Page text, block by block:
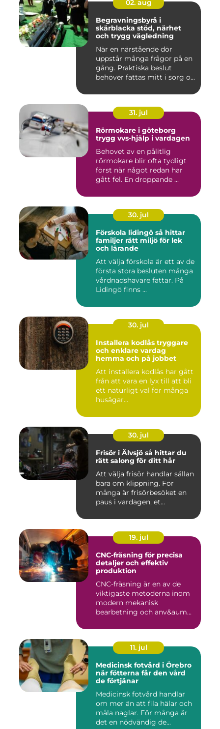
02. aug
Begravningsbyrå i
skärblacka stöd, närhet
och trygg vägledning
När en närstående dör
uppstår många frågor på en
gång. Praktiska beslut
behöver fattas mitt i sorg o...
31. jul
Rörmokare i göteborg
trygg vvs-hjälp i vardagen
Behovet av en pålitlig
rörmokare blir ofta tydligt
först när något redan har
gått fel. En droppande ...
30. jul
Förskola lidingö så hittar
familjer rätt miljö för lek
och lärande
Att välja förskola är ett av de
första stora besluten många
vårdnadshavare fattar. På
Lidingö finns ...
30. jul
Installera kodlås tryggare
och enklare vardag
hemma och på jobbet
Att installera kodlås har gått
från att vara en lyx till att bli
ett naturligt val för många
husägar...
30. jul
Frisör i Älvsjö så hittar du
rätt salong för ditt hår
Att välja frisör handlar sällan
bara om klippning. För
många är frisörbesöket en
paus i vardagen, et...
19. jul
CNC-fräsning för precisa
detaljer och effektiv
produktion
CNC-fräsning är en av de
viktigaste metoderna inom
modern mekanisk
bearbetning och anv&aum...
11. jul
Medicinsk fotvård i Örebro
när fötterna får den vård
de förtjänar
Medicinsk fotvård handlar
om mer än att fila hälar och
måla naglar. För många är
det en nödvändig de...